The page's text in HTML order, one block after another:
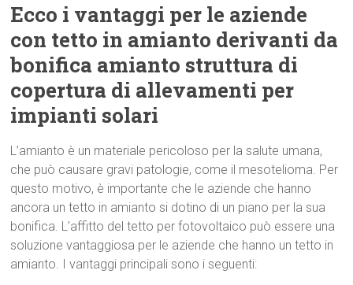
Ecco i vantaggi per le aziende
con tetto in amianto derivanti da
bonifica amianto struttura di
copertura di allevamenti per
impianti solari
L’amianto è un materiale pericoloso per la salute umana,
che può causare gravi patologie, come il mesotelioma. Per
questo motivo, è importante che le aziende che hanno
ancora un tetto in amianto si dotino di un piano per la sua
bonifica. L’affitto del tetto per fotovoltaico può essere una
soluzione vantaggiosa per le aziende che hanno un tetto in
amianto. I vantaggi principali sono i seguenti: